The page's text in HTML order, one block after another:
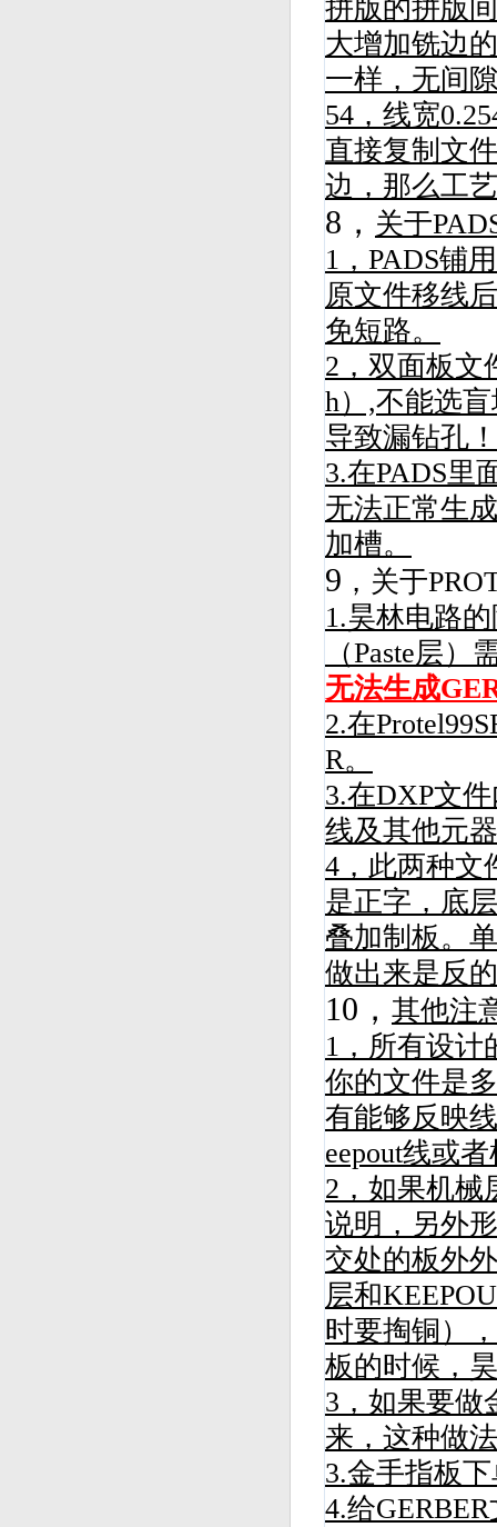
拼版的拼版
大增加铣边
一样，无间
54，线宽
直接复制文
边，那么工
8， 关于
1，PADS铺
原文件移线
免短路。
2，双面板文
h）,不能选
导致漏钻孔
3.在PADS里
无法正常生
加槽。
9 ，关于
1.昊林电路
（Paste层
无法生成
2.在
R。
3.在DXP文
线及其他元
4，此两种文
是正字，底
叠加制板。
做出来是反的
10， 其他注
1，所有设计
你的文件是
有能够反映
eepout线或
2，如果机械
说明，另外
交处的板外
层和
时要掏铜）
板的时候，
3，如果要做
来，这种做
3.金手指板
4.给